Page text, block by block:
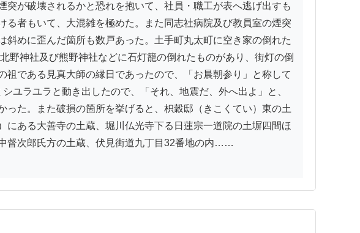
が破壊されるかと恐れを抱いて、社員・職工が表へ逃げ出すも
者もいて、大混雑を極めた。また同志社病院及び教員室の煙突
めに歪んだ箇所も数戸あった。土手町丸太町に空き家の倒れた
野神社及び熊野神社などに石灯籠の倒れたものがあり、街灯の倒
である見真大師の縁日であったので、「お晨朝参り」と称して
ユラユラと動き出したので、「それ、地震だ、外へ出よ」と、
た。また破損の箇所を挙げると、枳穀邸（きこくてい）東の土
ある大善寺の土蔵、堀川仏光寺下る日蓮宗一道院の土塀四間ほ
督次郎氏方の土蔵、伏見街道九丁目32番地の内……